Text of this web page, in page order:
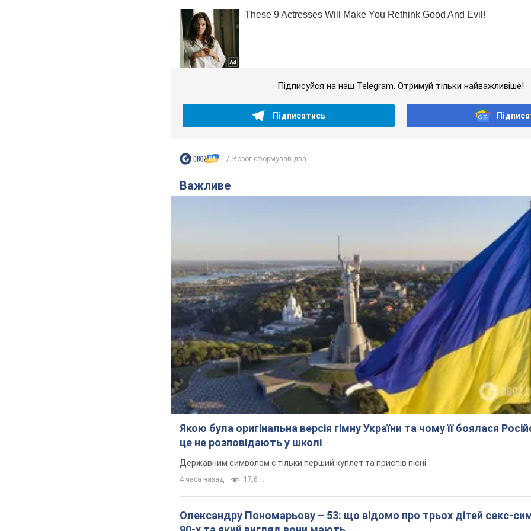
Підписуйся на наш Telegram. Отримуй тільки найважливіше!
Підписатись
Ворог сформував два...
Важливе
Якою була оригінальна версія гімну України та чому її боялася
це не розповідають у школі
Державним символом є тільки перший куплет та приспів пісні
4 часа назад 17,6 т.
Олександру Пономарьову – 53: що відомо про трьох дітей секс-